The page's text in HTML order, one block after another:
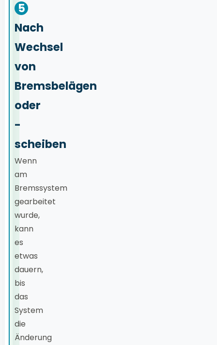
5
Nach
Wechsel
von
Bremsbelägen
oder
-
scheiben
Wenn
am
Bremssystem
gearbeitet
wurde,
kann
es
etwas
dauern,
bis
das
System
die
Änderung